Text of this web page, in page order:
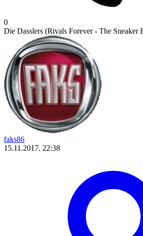
0
Die Dasslers (Rivals Forever - The Sneaker
faks86
15.11.2017. 22:38